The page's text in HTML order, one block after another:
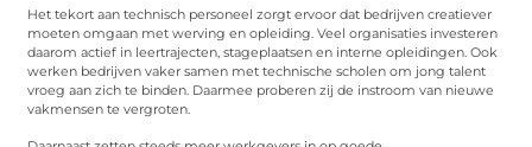
Het tekort aan technisch personeel zorgt ervoor dat bedrijven creatiever
moeten omgaan met werving en opleiding. Veel organisaties investeren
daarom actief in leertrajecten, stageplaatsen en interne opleidingen. Ook
werken bedrijven vaker samen met technische scholen om jong talent
vroeg aan zich te binden. Daarmee proberen zij de instroom van nieuwe
vakmensen te vergroten.